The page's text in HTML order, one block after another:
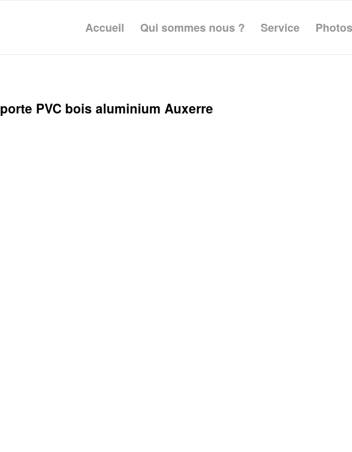
Accueil Qui sommes nous ? Service
porte PVC bois aluminium Auxerre